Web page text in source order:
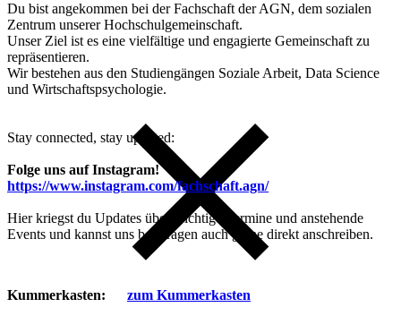
Du bist angekommen bei der Fachschaft der AGN, dem sozialen
Zentrum unserer Hochschulgemeinschaft.
Unser Ziel ist es eine vielfältige und engagierte Gemeinschaft zu
repräsentieren.
Wir bestehen aus den Studiengängen Soziale Arbeit, Data Science
und Wirtschaftspsychologie.
Stay connected, stay updated:
Folge uns auf Instagram!
https://www.instagram.com/fachschaft.agn/
Hier kriegst du Updates über wichtige Termine und anstehende
Events und kannst uns bei Fragen auch gerne direkt anschreiben.
Kummerkasten: zum Kummerkasten